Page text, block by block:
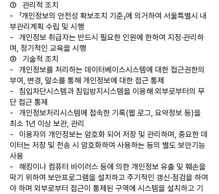
① 관리적 조치
- 「개인정보의 안전성 확보조치 기준」에 의거하여 서울특별시 내
부관리계획 수립 및 시행
- 개인정보 취급자는 반드시 필요한 인원에 한하여 지정·관리하
며, 정기적인 교육을 시행
② 기술적 조치
- 개인정보를 처리하는 데이터베이스시스템에 대한 접근권한의
부여, 변경, 말소를 통해 개인정보에 대한 접근 통제
- 침입차단시스템과 침입방지시스템을 이용해 외부로부터의 무
단 접근 통제
- 개인정보처리시스템에 접속한 기록(웹 로그, 요약정보 등)을
최소 1년 이상 보관, 관리
- 이용자의 개인정보는 암호화 되어 저장 및 관리하며, 중요한 데
이터는 저장 및 전송 시 암호화하여 사용하는 등의 별도 보안기능
사용
- 해킹이나 컴퓨터 바이러스 등에 의한 개인정보 유출 및 훼손을
막기 위하여 보안프로그램을 설치하고 주기적인 갱신·점검을 하여
야 하며 외부로부터 접근이 통제된 구역에 시스템을 설치하고 기